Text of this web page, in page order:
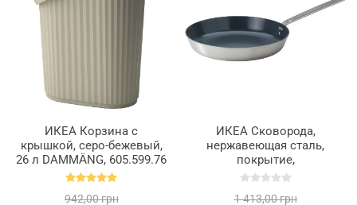
ИКЕА Корзина с
крышкой, серо-бежевый,
26 л DAMMÄNG, 605.599.76
942,00 грн
ИКЕА Сковорода,
нержавеющая сталь,
покрытие,
предотвращающее
1 413,00 грн